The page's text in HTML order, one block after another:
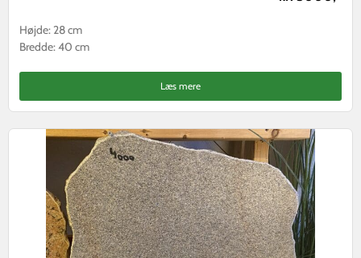
Højde: 28 cm
Bredde: 40 cm
Læs mere